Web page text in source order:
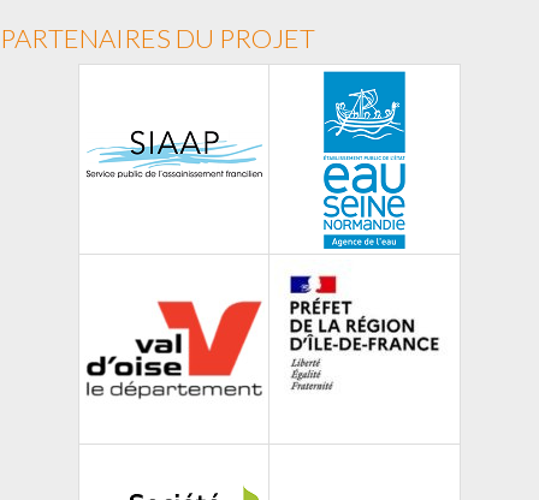
PARTENAIRES DU PROJET